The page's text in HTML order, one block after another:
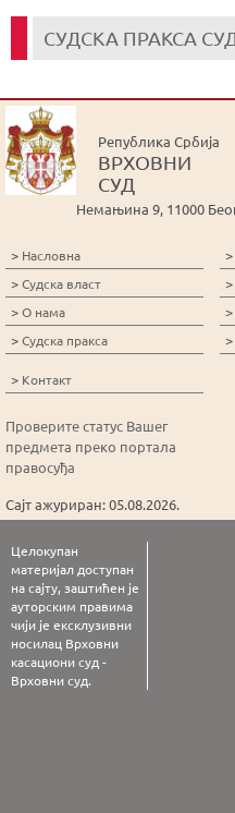
СУДСКА ПРАКСА
Република Србија
ВРХОВНИ
СУД
Немањина 9, 11000
> Насловна
>Судска власт
>О нама
>Судска пракса
>
>
>
>
> Контакт
Проверите статус Вашег
предмета преко портала
правосуђа
Сајт ажуриран: 05.08.2026.
Целокупан
материјал доступан
на сајту, заштићен је
ауторским правима
чији је ексклузивни
носилац Врховни
касациони суд -
Врховни суд.